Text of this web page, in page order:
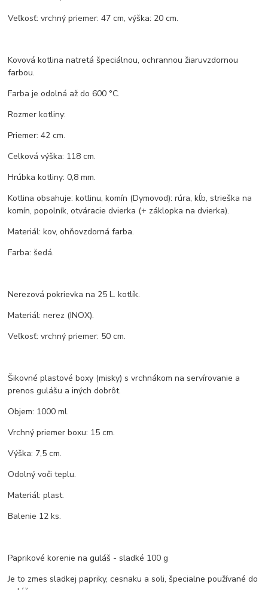
Veľkosť: vrchný priemer: 47 cm, výška: 20 cm.
Kovová kotlina natretá špeciálnou, ochrannou žiaruvzdornou
farbou.
Farba je odolná až do 600 °C.
Rozmer kotliny:
Priemer: 42 cm.
Celková výška: 118 cm.
Hrúbka kotliny: 0,8 mm.
Kotlina obsahuje: kotlinu, komín (Dymovod): rúra, kĺb, strieška na
komín, popolník, otváracie dvierka (+ záklopka na dvierka).
Materiál: kov, ohňovzdorná farba.
Farba: šedá.
Nerezová pokrievka na 25 L. kotlík.
Materiál: nerez (INOX).
Veľkosť: vrchný priemer: 50 cm.
Šikovné plastové boxy (misky) s vrchnákom na servírovanie a
prenos gulášu a iných dobrôt.
Objem: 1000 ml.
Vrchný priemer boxu: 15 cm.
Výška: 7,5 cm.
Odolný voči teplu.
Materiál: plast.
Balenie 12 ks.
Paprikové korenie na guláš - sladké 100 g
Je to zmes sladkej papriky, cesnaku a soli, špecialne používané do